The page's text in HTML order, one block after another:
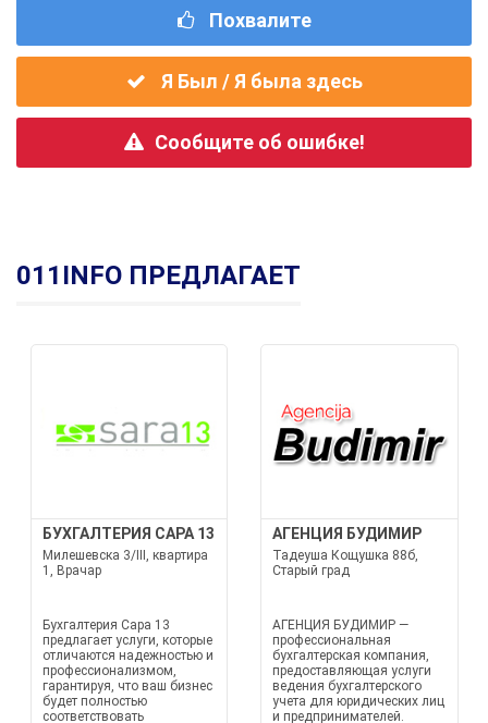
Похвалите
Я Был / Я была здесь
Сообщите об ошибке!
011INFO ПРЕДЛАГАЕТ
БУХГАЛТЕРИЯ САРА 13
Милешевска 3/III, квартира
1, Врачар
Бухгалтерия Сара 13
предлагает услуги, которые
отличаются надежностью и
профессионализмом,
гарантируя, что ваш бизнес
будет полностью
соответствовать
АГЕНЦИЯ БУДИМИР
Тадеуша Кощушка 88б,
Старый град
АГЕНЦИЯ БУДИМИР —
профессиональная
бухгалтерская компания,
предоставляющая услуги
ведения бухгалтерского
учета для юридических лиц
и предпринимателей.